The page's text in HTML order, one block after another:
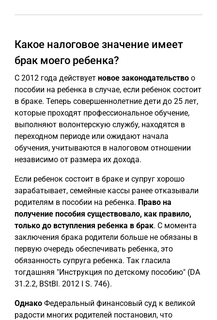
Какое налоговое значение имеет
брак моего ребенка?
С 2012 года действует новое законодательство о
пособии на ребенка в случае, если ребенок состоит
в браке. Теперь совершеннолетние дети до 25 лет,
которые проходят профессиональное обучение,
выполняют волонтерскую службу, находятся в
переходном периоде или ожидают начала
обучения, учитываются в налоговом отношении
независимо от размера их дохода.
Если ребенок состоит в браке и супруг хорошо
зарабатывает, семейные кассы ранее отказывали
родителям в пособии на ребенка. Право на
получение пособия существовало, как правило,
только до вступления ребенка в брак. С момента
заключения брака родители больше не обязаны в
первую очередь обеспечивать ребенка, это
обязанность супруга ребенка. Так гласила
тогдашняя "Инструкция по детскому пособию" (DA
31.2.2, BStBl. 2012 I S. 746).
Однако Федеральный финансовый суд к великой
радости многих родителей постановил, что